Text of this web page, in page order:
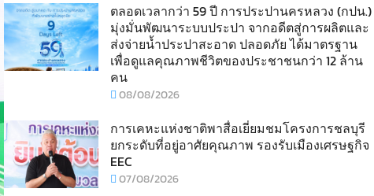
ตลอดเวลากว่า 59 ปี การประปานครหลวง (กปน.)
มุ่งมั่นพัฒนาระบบประปา จากอดีตสู่การผลิตและ
ส่งจ่ายน้ำประปาสะอาด ปลอดภัย ได้มาตรฐาน
เพื่อดูแลคุณภาพชีวิตของประชาชนกว่า 12 ล้าน
คน
08/08/2026
การเคหะแห่งชาติพาสื่อเยี่ยมชมโครงการชลบุรี
ยกระดับที่อยู่อาศัยคุณภาพ รองรับเมืองเศรษฐกิจ
EEC
07/08/2026